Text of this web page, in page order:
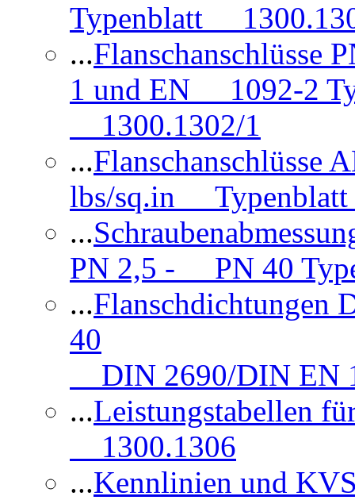
Typenblatt
...
1 und EN 1092-2
1300.1302/1
...
lbs/sq.in Typenblatt
...
PN 2,5 - PN 40
...
40
DIN 2690/DIN EN
...Leistungstabellen
1300.1306
...Kennlinien und